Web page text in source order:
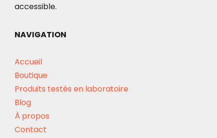
accessible.
NAVIGATION
Accueil
Boutique
Produits testés en laboratoire
Blog
À propos
Contact